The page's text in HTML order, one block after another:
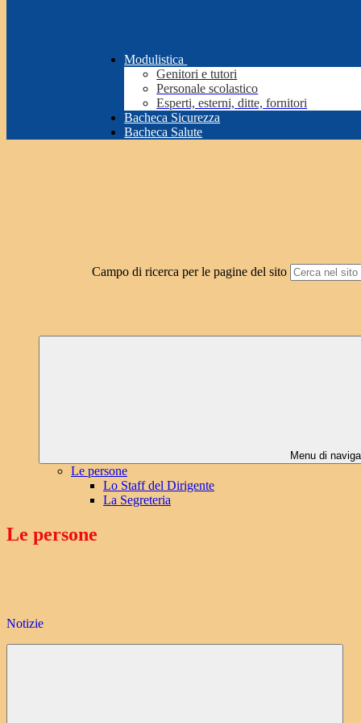
Modulistica
Genitori e tutori
Personale scolastico
Esperti, esterni, ditte, fornitori
Bacheca Sicurezza
Bacheca Salute
Campo di ricerca per le pagine del sito
Menu di
Le persone
Lo Staff del Dirigente
La Segreteria
Le persone
Notizie